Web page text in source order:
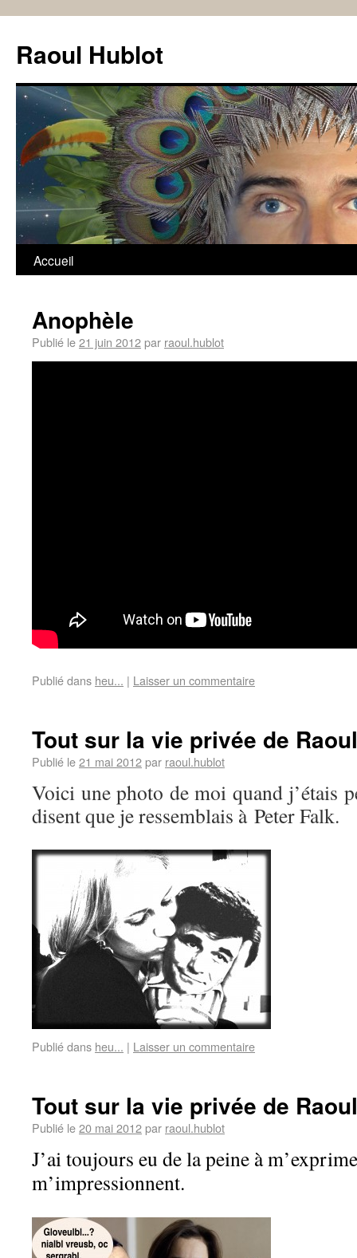
Raoul Hublot
Accueil
Anophèle
Publié le21 juin 2012par raoul.hublot
Publié dans heu... | Laisser un commentaire
Tout sur la vie privée de
Publié le21 mai 2012par raoul.hublot
Voici une photo de moi quand j’étais
disent que je ressemblais à Peter Falk.
Publié dans heu... | Laisser un commentaire
Tout sur la vie privée de
Publié le20 mai 2012par raoul.hublot
J’ai toujours eu de la peine à
m’impressionnent.